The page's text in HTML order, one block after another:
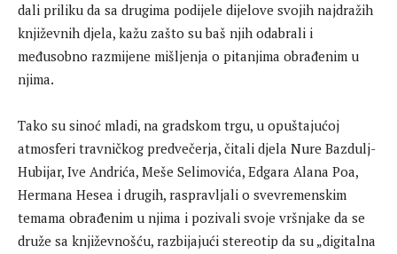
dali priliku da sa drugima podijele dijelove svojih najdražih
književnih djela, kažu zašto su baš njih odabrali i
međusobno razmijene mišljenja o pitanjima obrađenim u
njima.
Tako su sinoć mladi, na gradskom trgu, u opuštajućoj
atmosferi travničkog predvečerja, čitali djela Nure Bazdulj-
Hubijar, Ive Andrića, Meše Selimovića, Edgara Alana Poa,
Hermana Hesea i drugih, raspravljali o svevremenskim
temama obrađenim u njima i pozivali svoje vršnjake da se
druže sa književnošću, razbijajući stereotip da su „digitalna